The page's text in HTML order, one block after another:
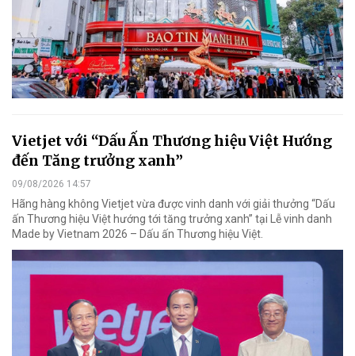
Vietjet với “Dấu Ấn Thương hiệu Việt Hướng
đến Tăng trưởng xanh”
09/08/2026 14:57
Hãng hàng không Vietjet vừa được vinh danh với giải thưởng “Dấu
ấn Thương hiệu Việt hướng tới tăng trưởng xanh” tại Lễ vinh danh
Made by Vietnam 2026 – Dấu ấn Thương hiệu Việt.